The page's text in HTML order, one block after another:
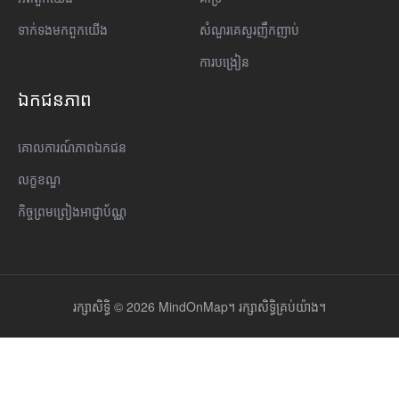
ទាក់ទង​មក​ពួក​យើង
សំណួរគេសួរញឹកញាប់
ការបង្រៀន
ឯកជនភាព
គោលការណ៍​ភាព​ឯកជន
លក្ខខណ្ឌ
កិច្ចព្រមព្រៀងអាជ្ញាប័ណ្ណ
រក្សាសិទ្ធិ © 2026 MindOnMap។ រក្សាសិទ្ធិគ្រប់យ៉ាង។